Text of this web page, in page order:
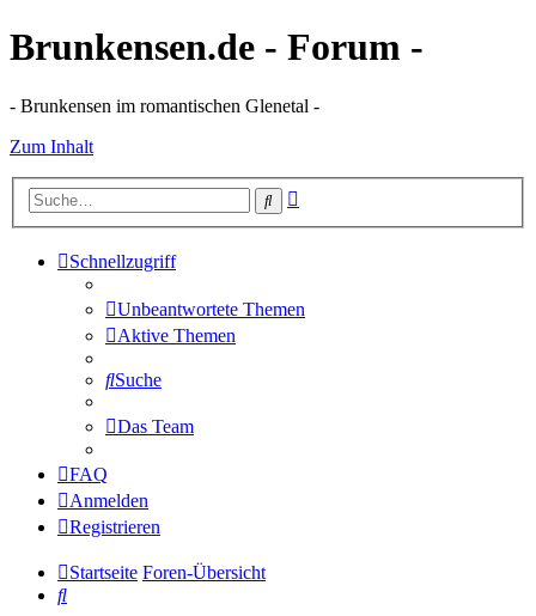
Brunkensen.de - Forum -
- Brunkensen im romantischen Glenetal -
Zum Inhalt
Suche
Schnellzugriff
Unbeantwortete Themen
Aktive Themen
Suche
Das Team
FAQ
Anmelden
Registrieren
Startseite Foren-Übersicht
Suche